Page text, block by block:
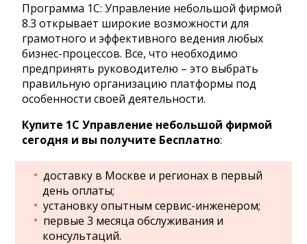
Программа 1С: Управление небольшой фирмой
8.3 открывает широкие возможности для
грамотного и эффективного ведения любых
бизнес-процессов. Все, что необходимо
предпринять руководителю – это выбрать
правильную организацию платформы под
особенности своей деятельности.
Купите 1С Управление небольшой фирмой
сегодня и вы получите Бесплатно:
доставку в Москве и регионах в первый
день оплаты;
установку опытным сервис-инженером;
первые 3 месяца обслуживания и
консультаций.